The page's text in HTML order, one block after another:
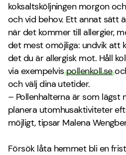
koksaltsköljningen morgon
och vid behov. Ett annat sätt
när det kommer till allergier,
det mest omöjliga: undvik att
det du är allergisk mot. Håll
via exempelvispollenkoll.se
och välj dina utetider.
– Pollenhalterna är som lägst
planera utomhusaktiviteter
möjligt, tipsar Malena
Försök låta hemmet bli en